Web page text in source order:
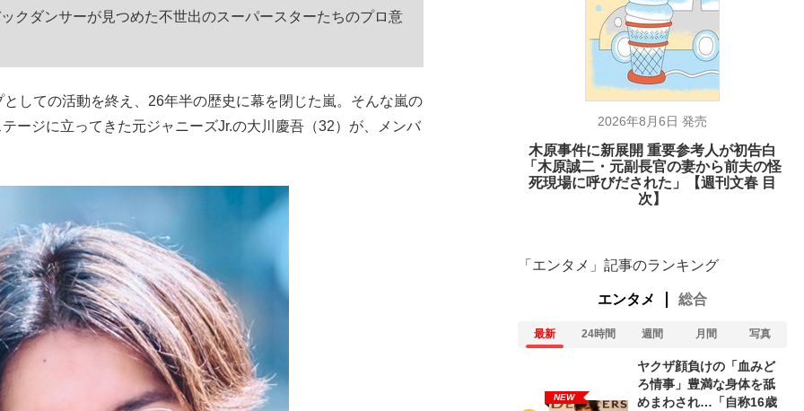
クダンサーが見つめた不世出のスーパースターたちのプロ意
しての活動を終え、26年半の歴史に幕を閉じた嵐。そんな嵐の
ージに立ってきた元ジャニーズJr.の大川慶吾（32）が、メンバ
2026年8月6日 発売
木原事件に新展開 重要参考人が初告白
「木原誠二・元副長官の妻から前夫の怪
死現場に呼びだされた」【週刊文春 目
次】
「エンタメ」記事のランキング
エンタメ 総合
最新 24時間 週間 月間 写真
NEW
ヤクザ顔負けの「血みど
ろ情事」豊満な身体を舐
めまわされ…「自称16歳